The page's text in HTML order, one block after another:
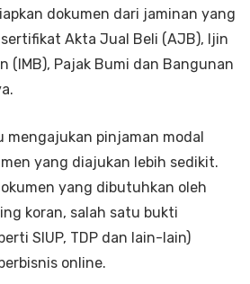
dokumen dari jaminan yang
Akta Jual Beli (AJB), Ijin
(IMB), Pajak Bumi dan Bangunan
mengajukan pinjaman modal
yang diajukan lebih sedikit.
yang dibutuhkan oleh
koran, salah satu bukti
SIUP, TDP dan lain-lain)
online.